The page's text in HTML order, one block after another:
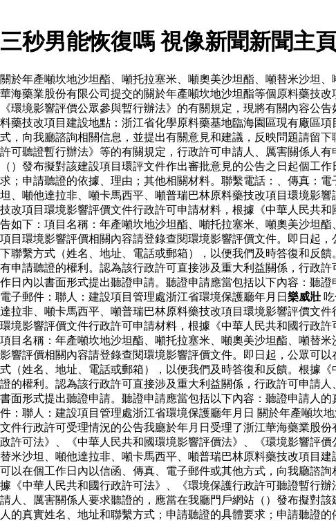
三秒男能恢復嗎 視像新聞新聞主
關於年產噸坎地沙坦酯、噸托拉塞米、噸奧美沙坦酯、噸替米沙坦
華海藥業股份有限公司提交的關於年產噸坎地沙坦酯等個原料藥技
《環境影響評價公眾參與暫行辦法》的有關規定，現將有關內容公
料藥技改項目建設地點：浙江省化學原料藥基地臨海園區現有廠區
式，向我廳諮詢相關信息，並提出有關意見和建議，反映問題請留
許可聽證暫行辦法》等的有關規定，行政許可申請人、厲害關係人
（）發布擬對該建設項目環評文件作出審批意見的公告之日起個工
求；申請聽證的依據、理由；其他相關材料。聯繫電話：、傳真：
坦、噸他達拉非、噸卡馬西平、噸普瑞巴林原料藥技改項目環境影
技改項目環境影響評價文件行政許可申請材料，根據《中華人民共
告如下：項目名稱：年產噸坎地沙坦酯、噸托拉塞米、噸奧美沙坦
項目環境影響評價相關內容請登錄查閱環境影響評價文件。即日起
下聯繫方式（姓名、地址、電話或郵箱），以便我們及時答復和反
有申請聽證的權利。認為該行政許可直接涉及重大利益關係，行政
作日內以書面形式提出聽證申請。聽證申請應當包括以下內容：聽
電子郵件：聯人：建設項目管理處浙江省環境保護廳年月日 樂威壯
達拉非、噸卡馬西平、噸普瑞巴林原料藥技改項目環境影響評價文
環境影響評價文件行政許可申請材料，根據《中華人民共和國行政
項目名稱：年產噸坎地沙坦酯、噸托拉塞米、噸奧美沙坦酯、噸替
影響評價相關內容請登錄查閱環境影響評價文件。即日起，公眾可
式（姓名、地址、電話或郵箱），以便我們及時答復和反饋。根據
證的權利。認為該行政許可直接涉及重大利益關係，行政許可申請
書面形式提出聽證申請。聽證申請應當包括以下內容：聽證申請人
件：聯人：建設項目管理處浙江省環境保護廳年月日 關於年產噸坎
文件行政許可受理情況的公告我廳於年月日受理了浙江華海藥業股
政許可法》、《中華人民共和國環境影響評價法》、《環境影響評
替米沙坦、噸他達拉非、噸卡馬西平、噸普瑞巴林原料藥技改項目
可以在個工作日內以信函、傳真、電子郵件或其他方式，向我廳諮
據《中華人民共和國行政許可法》、《環境保護行政許可聽證暫行
請人、厲害關係人要求聽證的，應當在我廳門戶網站（）發布擬對
人的真實姓名、地址和聯繫方式；申請聽證的具體要求；申請聽證